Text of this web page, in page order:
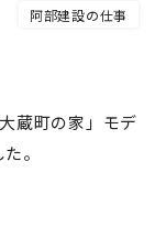
阿部建設の仕事
大蔵町の家」モデ
。